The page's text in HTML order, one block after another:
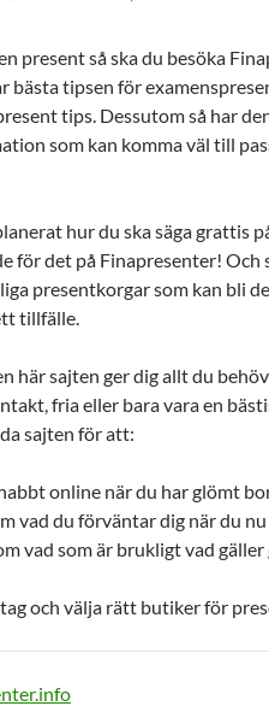
present så ska du besöka
bästa tipsen för
tips. Dessutom så har
som kan komma väl till
hur du ska säga grattis
för det på Finapresenter! Och
presentkorgar som kan bli
tillfälle.
här sajten ger dig allt du
fria eller bara vara en
sajten för att:
online när du har glömt
vad du förväntar dig när du
vad som är brukligt vad
och välja rätt butiker för